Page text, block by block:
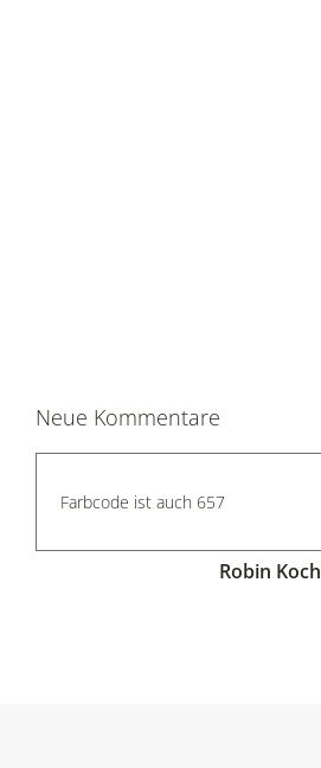
Neue Kommentare
Farbcode ist auch 657
Robin Koch